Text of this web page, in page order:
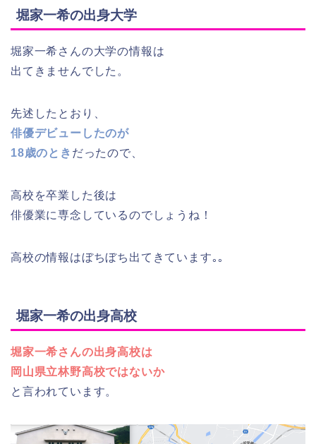
堀家一希の出身大学
堀家一希さんの大学の情報は
出てきませんでした。
先述したとおり、
俳優デビューしたのが
18歳のとき だったので、
高校を卒業した後は
俳優業に専念しているのでしょうね！
高校の情報はぼちぼち出てきています｡｡
堀家一希の出身高校
堀家一希さんの出身高校は
岡山県立林野高校ではないか
と言われています。